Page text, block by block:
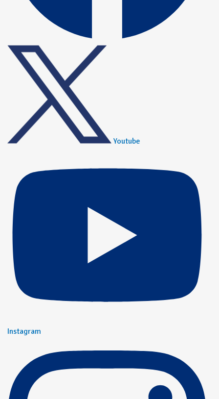
Youtube
Instagram